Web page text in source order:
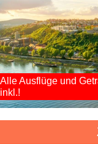
Alle Ausflüge und
inkl.!